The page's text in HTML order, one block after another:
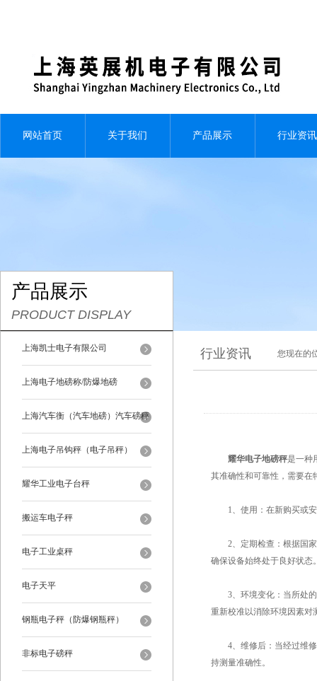
网站首页 关于我们 产品展示 行业资讯
产品展示
PRODUCT DISPLAY
上海凯士电子有限公司
上海电子地磅称/防爆地磅
上海汽车衡（汽车地磅）汽车磅秤
上海电子吊钩秤（电子吊秤）
耀华工业电子台秤
搬运车电子秤
电子工业桌秤
电子天平
钢瓶电子秤（防爆钢瓶秤）
非标电子磅秤
行业资讯 您现在的
耀华电子地磅秤是一种
其准确性和可靠性，需要在
1、使用：在新购买或安
2、定期检查：根据国家
确保设备始终处于良好状态
3、环境变化：当所处的
重新校准以消除环境因素对
4、维修后：当经过维修
持测量准确性。